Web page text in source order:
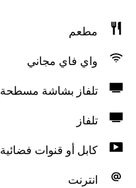
مطعم
واي فاي مجاني
تلفاز بشاشة مسطحة
تلفاز
كابل أو قنوات فضائية
انترنت